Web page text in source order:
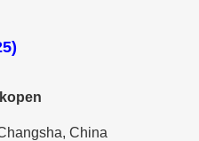
China